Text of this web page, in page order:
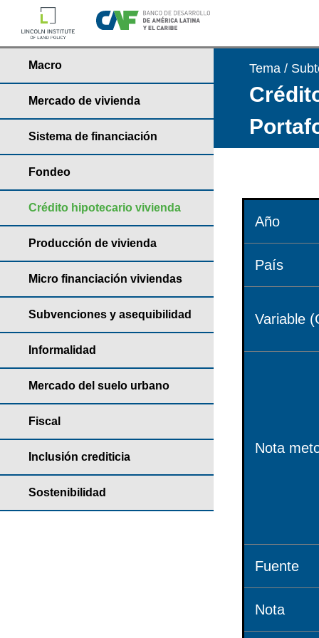
Macro
Mercado de vivienda
Sistema de financiación
Fondeo
Crédito hipotecario vivienda
Producción de vivienda
Micro financiación viviendas
Subvenciones y asequibilidad
Informalidad
Mercado del suelo urbano
Fiscal
Inclusión crediticia
Sostenibilidad
Tema /
Año
País
Variable
Nota
Fuente
Nota